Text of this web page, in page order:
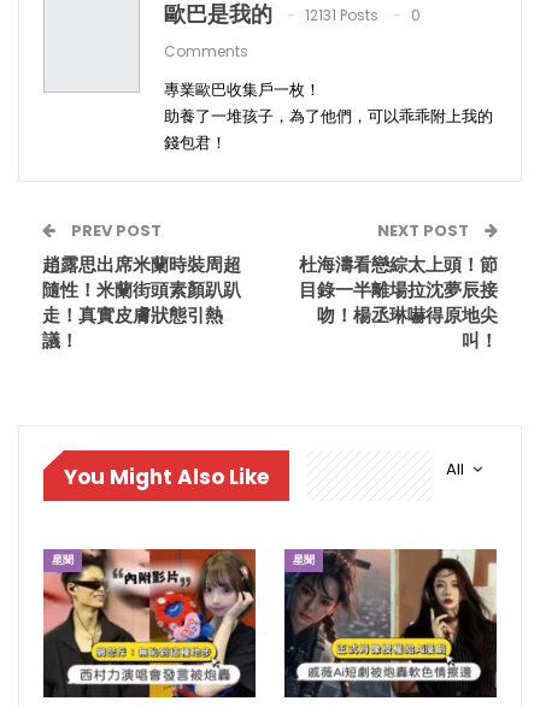
歐巴是我的 12131 Posts
0
Comments
專業歐巴收集戶一枚！
助養了一堆孩子，為了他們，可以乖乖附上我的
錢包君！
PREV POST
趙露思出席米蘭時裝周超
隨性！米蘭街頭素顏趴趴
走！真實皮膚狀態引熱
議！
NEXT POST
杜海濤看戀綜太上頭！節
目錄一半離場拉沈夢辰接
吻！楊丞琳嚇得原地尖
叫！
All
You Might Also Like
星聞 星聞